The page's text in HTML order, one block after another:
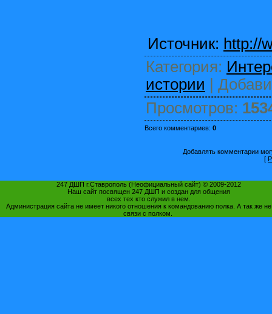
Источник: http://
Категория:
истории |
Просмотров:
Всего комментариев: 0
Добавлять комментарии
[
247 ДШП г.Ставрополь (Неофициальный сайт) © 2009-2012
Наш сайт посвящен 247 ДШП и создан для общения
всех тех кто служил в нем.
Администрация сайта не имеет никого отношения к командованию полка. А так же
связи с полком.